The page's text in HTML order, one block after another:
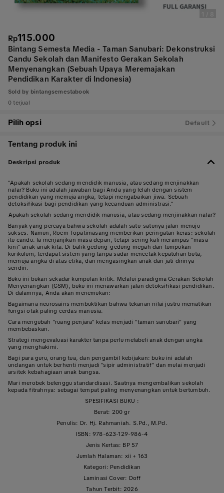
Rp115.000
Bintang Semesta Media - Taman Sanubari: Dekonstruksi
Candu Sekolah dan Manifesto Gerakan Sekolah
Menyenangkan (Sebuah Upaya Meremajakan
Pendidikan Karakter di Indonesia)
Sold by bintangsemestabook
0 terjual
Pilih opsi Default
Tentang produk ini
Deskripsi produk
"Apakah sekolah sedang mendidik manusia, atau sedang menjinakkan
nalar? Buku ini adalah jawaban bagi Anda yang lelah dengan sistem
pendidikan yang memuja angka, tetapi mengabaikan jiwa. Sebuah
detoksifikasi bagi pendidikan yang kecanduan administrasi."
Apakah sekolah sedang mendidik manusia, atau sedang menjinakkan nalar?
Banyak yang percaya bahwa sekolah adalah satu-satunya jalan menuju
sukses. Namun, Roem Topatimasang memberikan peringatan keras: sekolah
itu candu. Ia menjanjikan masa depan, tetapi sering kali merampas "masa
kini" anak-anak kita. Di balik gedung-gedung megah dan tumpukan
kurikulum, terdapat sistem yang tanpa sadar mencetak kepatuhan buta,
memuja angka di atas etika, dan mengasingkan anak dari jati dirinya
sendiri.
Buku ini bukan sekadar kumpulan kritik. Melalui paradigma Gerakan Sekolah
Menyenangkan (GSM), buku ini menawarkan jalan detoksifikasi pendidikan.
Di dalamnya, Anda akan menemukan:
Bagaimana neurosains membuktikan bahwa tekanan nilai justru mematikan
fungsi otak paling cerdas manusia.
Cara mengubah "ruang penjara" kelas menjadi "taman sanubari" yang
membebaskan.
Strategi mengevaluasi karakter tanpa perlu melabeli anak dengan angka
yang menghakimi.
Bagi para guru, orang tua, dan pengambil kebijakan: buku ini adalah
undangan untuk berhenti menjadi "sipir administratif" dan mulai menjadi
arsitek kebahagiaan anak bangsa.
Mari merobek belenggu standardisasi. Saatnya mengembalikan sekolah
kepada fitrahnya: sebagai tempat paling menyenangkan untuk bertumbuh.
SPESIFIKASI BUKU :
Berat: 200 gr
Penulis: Dr. Hj. Rahmaniah. S.Pd., M.Pd.
ISBN: 978-623-129-986-4
Jenis Kertas: BP 57
Jumlah Halaman: xii + 163
Kategori: Pendidikan
Laminasi Cover: Doff
Tahun Terbit: 2026